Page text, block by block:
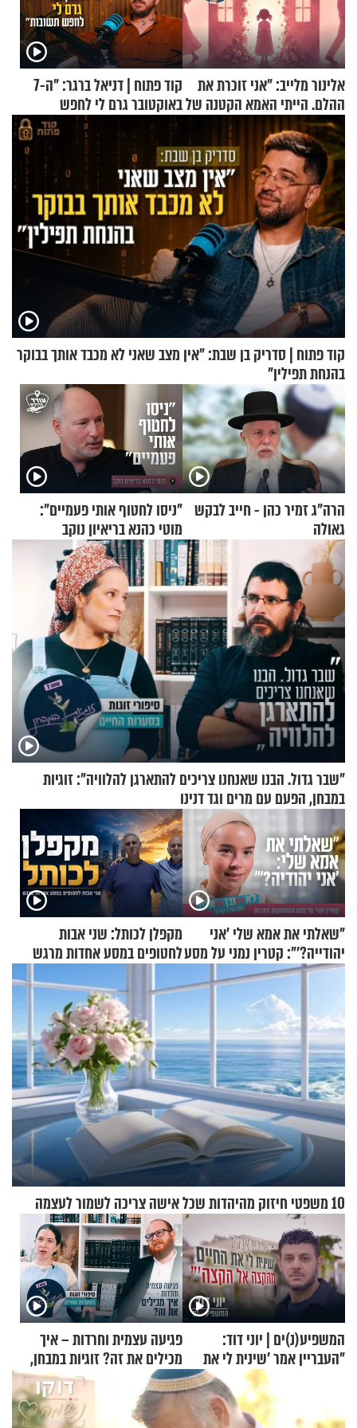
אלינור מלייב: "אני זוכרת את
ההלם. הייתי האמא הקטנה של
הבית"
קוד פתוח | דניאל ברגר: "ה-7
באוקטובר גרם לי לחפש
תשובות"
קוד פתוח | סדריק בן שבת: "אין מצב שאני לא מכבד אותך בבוקר
בהנחת תפילין"
הרה"ג זמיר כהן - חייב לבקש
גאולה
"ניסו לחטוף אותי פעמיים":
מוטי כהנא בריאיון נוקב
"שבר גדול. הבנו שאנחנו צריכים להתארגן להלוויה": זוגיות
במבחן, הפעם עם מרים וגד דנינו
"שאלתי את אמא שלי 'אני
יהודייה?'": קטרין נמני על מסע
ההתחזקות המרגש
מקפלן לכותל: שני אבות
לחטופים במסע אחדות מרגש
10 משפטי חיזוק מהיהדות שכל אישה צריכה לשמור לעצמה
המשפיע(נ)ים | יוני דוד:
"העבריין אמר 'שינית לי את
החיים מהקצה אל הקצה'"
פגיעה עצמית וחרדות – איך
מכילים את זה? זוגיות במבחן,
הפעם עם יהודית ואלתר כהן